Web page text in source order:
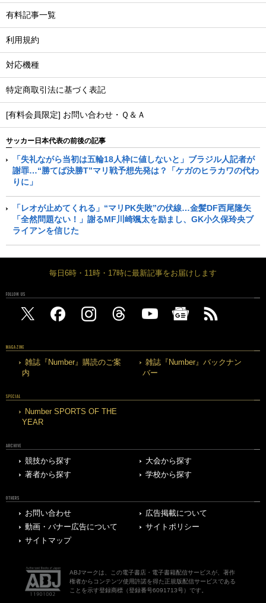
有料記事一覧
利用規約
対応機種
特定商取引法に基づく表記
[有料会員限定] お問い合わせ・Ｑ＆Ａ
サッカー日本代表の前後の記事
「失礼ながら当初は五輪18人枠に値しないと」ブラジル人記者が
謝罪…“勝てば決勝T”マリ戦予想先発は？「ケガのヒラカワの代わ
りに」
「レオが止めてくれる」“マリPK失敗”の伏線…金髪DF西尾隆矢
「全然問題ない！」謝るMF川崎颯太を励まし、GK小久保玲央ブ
ライアンを信じた
毎日6時・11時・17時に最新記事をお届けします
FOLLOW US
MAGAZINE
雑誌『Number』購読のご案
内
雑誌『Number』バックナン
バー
SPECIAL
Number SPORTS OF THE
YEAR
ARCHIVE
競技から探す
大会から探す
著者から探す
学校から探す
OTHERS
お問い合わせ
広告掲載について
動画・バナー広告について
サイトポリシー
サイトマップ
ABJマークは、この電子書店・電子書籍配信サービスが、著作
権者からコンテンツ使用許諾を得た正規版配信サービスである
ことを示す登録商標（登録番号6091713号）です。